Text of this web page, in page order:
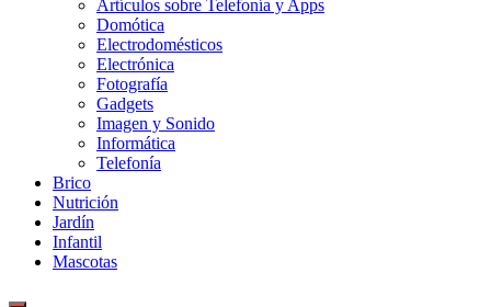
Artículos sobre Telefonía y Apps
Domótica
Electrodomésticos
Electrónica
Fotografía
Gadgets
Imagen y Sonido
Informática
Telefonía
Brico
Nutrición
Jardín
Infantil
Mascotas